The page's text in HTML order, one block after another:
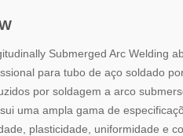
Submerged Arc Welding
para tubo de aço soldado
por soldagem a arco
uma ampla gama de
plasticidade, uniformidade e